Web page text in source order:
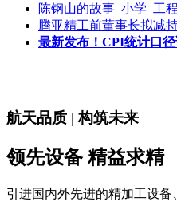
陈钢山的故事_小学_工
腾亚精工前董事长拟减
最新发布！CPI统计口径
航天品质 | 构筑未来
领先设备 精益求精
引进国内外先进的精加工设